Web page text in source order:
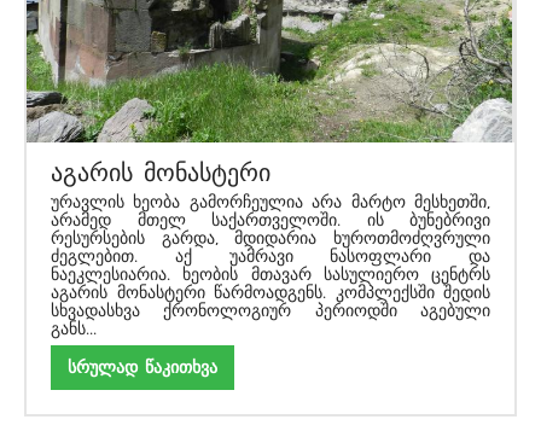
აგარის მონასტერი
ურავლის ხეობა გამორჩეულია არა მარტო მესხეთში,
არამედ მთელ საქართველოში. ის ბუნებრივი
რესურსების გარდა, მდიდარია ხუროთმოძღვრული
ძეგლებით. აქ უამრავი ნასოფლარი და
ნაეკლესიარია. ხეობის მთავარ სასულიერო ცენტრს
აგარის მონასტერი წარმოადგენს. კომპლექსში შედის
სხვადასხვა ქრონოლოგიურ პერიოდში აგებული
განს...
სრულად წაკითხვა